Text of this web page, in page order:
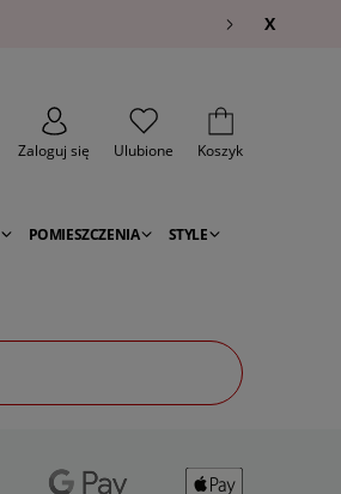
X
Zaloguj się
Ulubione Koszyk
POMIESZCZENIA STYLE